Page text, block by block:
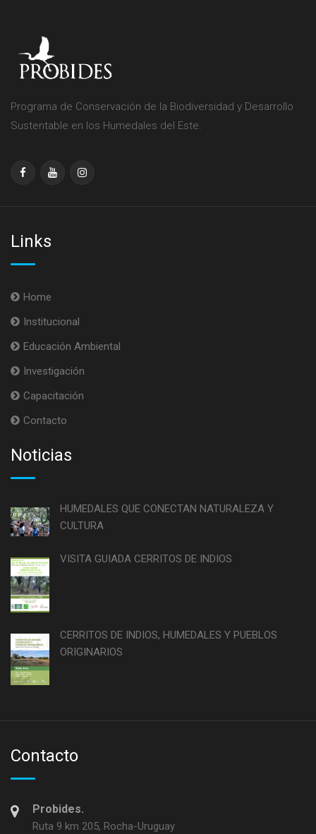
Programa de Conservación de la Biodiversidad y Desarrollo
Sustentable en los Humedales del Este.
Links
Home
Institucional
Educación Ambiental
Investigación
Capacitación
Contacto
Noticias
HUMEDALES QUE CONECTAN NATURALEZA Y
CULTURA
VISITA GUIADA CERRITOS DE INDIOS
CERRITOS DE INDIOS, HUMEDALES Y PUEBLOS
ORIGINARIOS
Contacto
Probides.
Ruta 9 km 205, Rocha-Uruguay